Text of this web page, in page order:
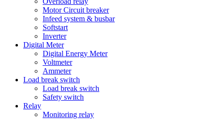
Motor Circuit breaker
Infeed system & busbar
Softstart
Inverter
Digital Meter
Digital Energy Meter
Voltmeter
Ammeter
Load break switch
Load break switch
Safety switch
Relay
Monitoring relay